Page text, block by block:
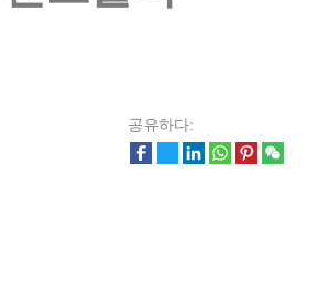
공유하다: